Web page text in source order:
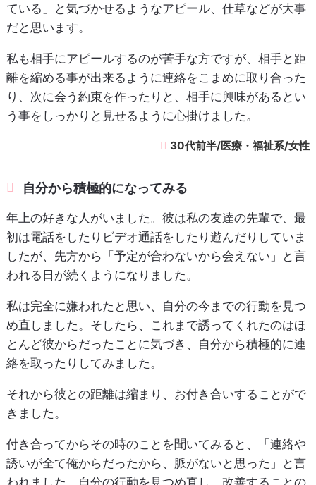
ている」と気づかせるようなアピール、仕草などが大事
だと思います。
私も相手にアピールするのが苦手な方ですが、相手と距
離を縮める事が出来るように連絡をこまめに取り合った
り、次に会う約束を作ったりと、相手に興味があるとい
う事をしっかりと見せるように心掛けました。
30代前半/医療・福祉系/女性
自分から積極的になってみる
年上の好きな人がいました。彼は私の友達の先輩で、最
初は電話をしたりビデオ通話をしたり遊んだりしていま
したが、先方から「予定が合わないから会えない」と言
われる日が続くようになりました。
私は完全に嫌われたと思い、自分の今までの行動を見つ
め直しました。そしたら、これまで誘ってくれたのはほ
とんど彼からだったことに気づき、自分から積極的に連
絡を取ったりしてみました。
それから彼との距離は縮まり、お付き合いすることがで
きました。
付き合ってからその時のことを聞いてみると、「連絡や
誘いが全て俺からだったから、脈がないと思った」と言
われました。自分の行動を見つめ直し、改善することの